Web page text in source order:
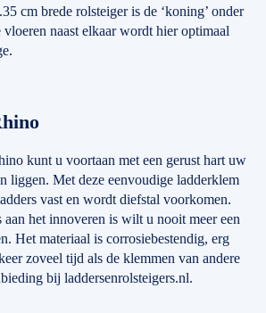
cm brede rolsteiger is de ‘koning’ onder
naast elkaar wordt hier optimaal
kunt u voortaan met een gerust hart uw
liggen. Met deze eenvoudige ladderklem
vast en wordt diefstal voorkomen.
het innoveren is wilt u nooit meer een
Het materiaal is corrosiebestendig, erg
zoveel tijd als de klemmen van andere
bij laddersenrolsteigers.nl.